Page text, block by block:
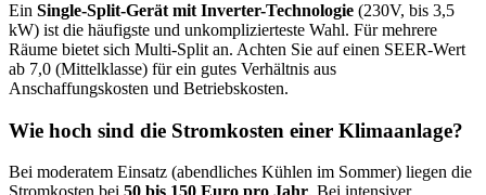
Ein Single-Split-Gerät mit Inverter-Technologie (230V, bis 3,5
kW) ist die häufigste und unkomplizierteste Wahl. Für mehrere
Räume bietet sich Multi-Split an. Achten Sie auf einen SEER-Wert
ab 7,0 (Mittelklasse) für ein gutes Verhältnis aus
Anschaffungskosten und Betriebskosten.
Wie hoch sind die Stromkosten einer Klimaanlage?
Bei moderatem Einsatz (abendliches Kühlen im Sommer) liegen die